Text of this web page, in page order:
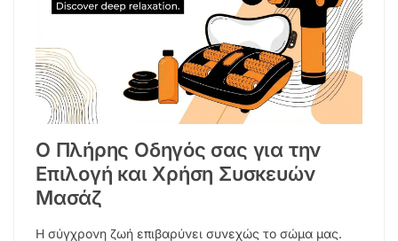
Ο Πλήρης Οδηγός σας για την
Επιλογή και Χρήση Συσκευών
Μασάζ
Η σύγχρονη ζωή επιβαρύνει συνεχώς το σώμα μας.